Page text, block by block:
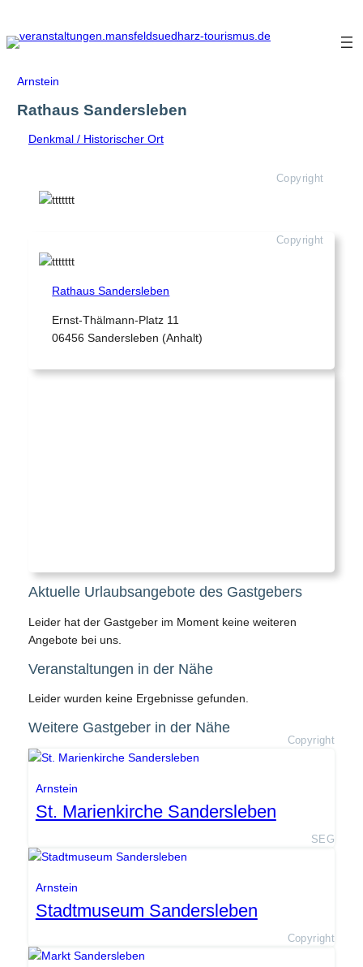
Inhalt
springen
Arnstein
Rathaus Sandersleben
Denkmal / Historischer Ort
Copyright
Copyright
Rathaus Sandersleben
Ernst-Thälmann-Platz 11
06456 Sandersleben (Anhalt)
Aktuelle Urlaubsangebote des Gastgebers
Leider hat der Gastgeber im Moment keine weiteren
Angebote bei uns.
Veranstaltungen in der Nähe
Leider wurden keine Ergebnisse gefunden.
Weitere Gastgeber in der Nähe
Copyright
Arnstein
St. Marienkirche Sandersleben
SEG
Arnstein
Stadtmuseum Sandersleben
Copyright